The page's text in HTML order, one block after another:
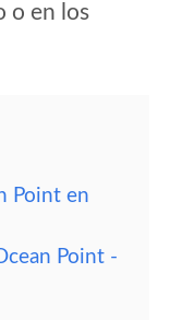
o en los
Point en
Point -